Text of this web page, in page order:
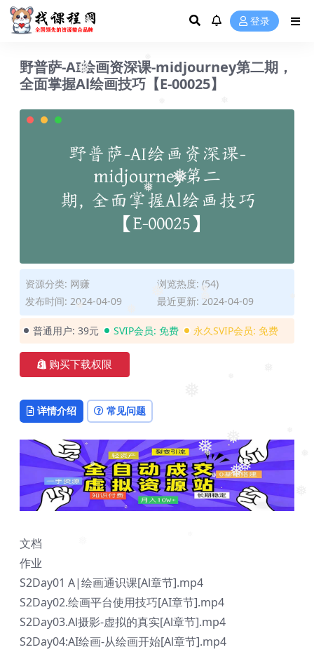
❅
❅ ❅
❅
❅
❅
❅
❅
❅
❅ ❅
❅ ❅
❅
❅
❅
❅
❅ ❅
❅
登录
野普萨-AI绘画资深课-midjourney第二期，
全面掌握Al绘画技巧【E-00025】
资源分类: 网赚
浏览热度: (54)
发布时间: 2024-04-09
最近更新: 2024-04-09
普通用户: 39元 SVIP会员: 免费 永久SVIP会员: 免费
购买下载权限
详情介绍 常见问题
文档
作业
S2Day01 A|绘画通识课[Al章节].mp4
S2Day02.绘画平台使用技巧[AI章节].mp4
S2Day03.Al摄影-虚拟的真实[Al章节].mp4
S2Day04:AI绘画-从绘画开始[Al章节].mp4